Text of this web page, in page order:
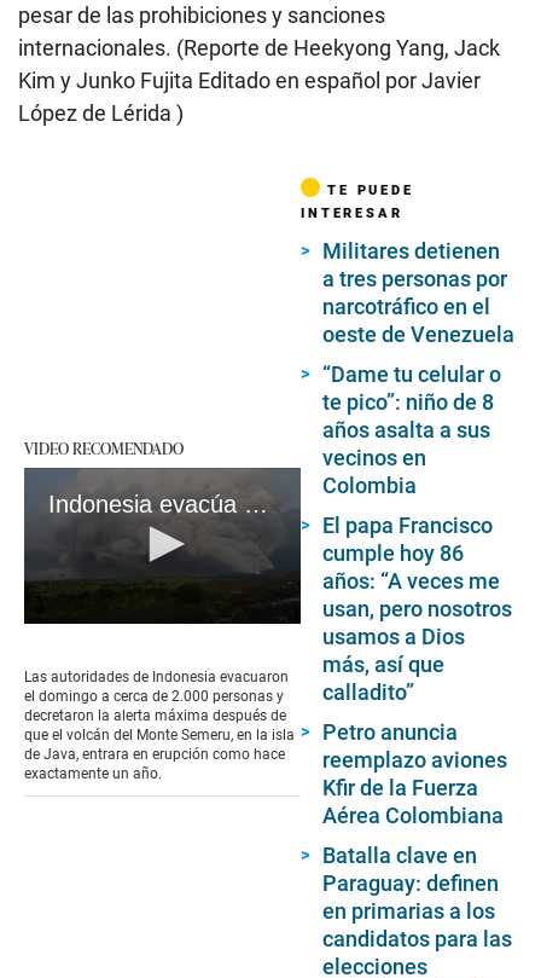
pesar de las prohibiciones y sanciones
internacionales. (Reporte de Heekyong Yang, Jack
Kim y Junko Fujita Editado en español por Javier
López de Lérida )
VIDEO RECOMENDADO
Indonesia evacúa a cerca de 2.000 personas por la erupción del volcán del Monte Semeru
of
1
minute,
53
seconds
Las autoridades de Indonesia evacuaron
el domingo a cerca de 2.000 personas y
decretaron la alerta máxima después de
que el volcán del Monte Semeru, en la isla
de Java, entrara en erupción como hace
exactamente un año.
TE PUEDE
INTERESAR
Militares detienen
a tres personas por
narcotráfico en el
oeste de Venezuela
“Dame tu celular o
te pico”: niño de 8
años asalta a sus
vecinos en
Colombia
El papa Francisco
cumple hoy 86
años: “A veces me
usan, pero nosotros
usamos a Dios
más, así que
calladito”
Petro anuncia
reemplazo aviones
Kfir de la Fuerza
Aérea Colombiana
Batalla clave en
Paraguay: definen
en primarias a los
candidatos para las
elecciones